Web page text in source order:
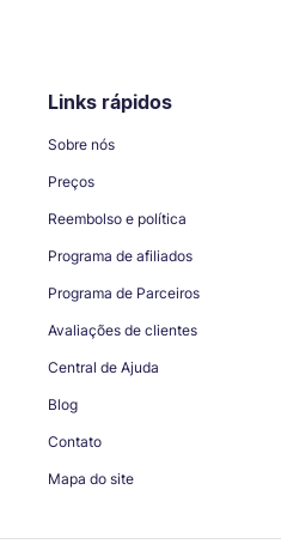
Links rápidos
Sobre nós
Preços
Reembolso e política
Programa de afiliados
Programa de Parceiros
Avaliações de clientes
Central de Ajuda
Blog
Contato
Mapa do site